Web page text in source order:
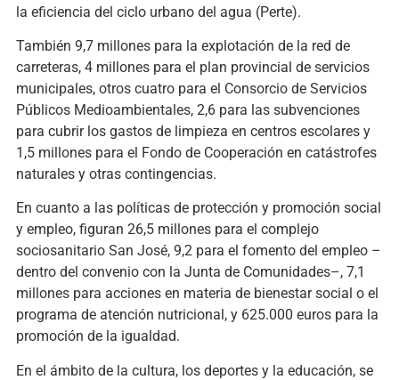
la eficiencia del ciclo urbano del agua (Perte).
También 9,7 millones para la explotación de la red de
carreteras, 4 millones para el plan provincial de servicios
municipales, otros cuatro para el Consorcio de Servicios
Públicos Medioambientales, 2,6 para las subvenciones
para cubrir los gastos de limpieza en centros escolares y
1,5 millones para el Fondo de Cooperación en catástrofes
naturales y otras contingencias.
En cuanto a las políticas de protección y promoción social
y empleo, figuran 26,5 millones para el complejo
sociosanitario San José, 9,2 para el fomento del empleo –
dentro del convenio con la Junta de Comunidades–, 7,1
millones para acciones en materia de bienestar social o el
programa de atención nutricional, y 625.000 euros para la
promoción de la igualdad.
En el ámbito de la cultura, los deportes y la educación, se